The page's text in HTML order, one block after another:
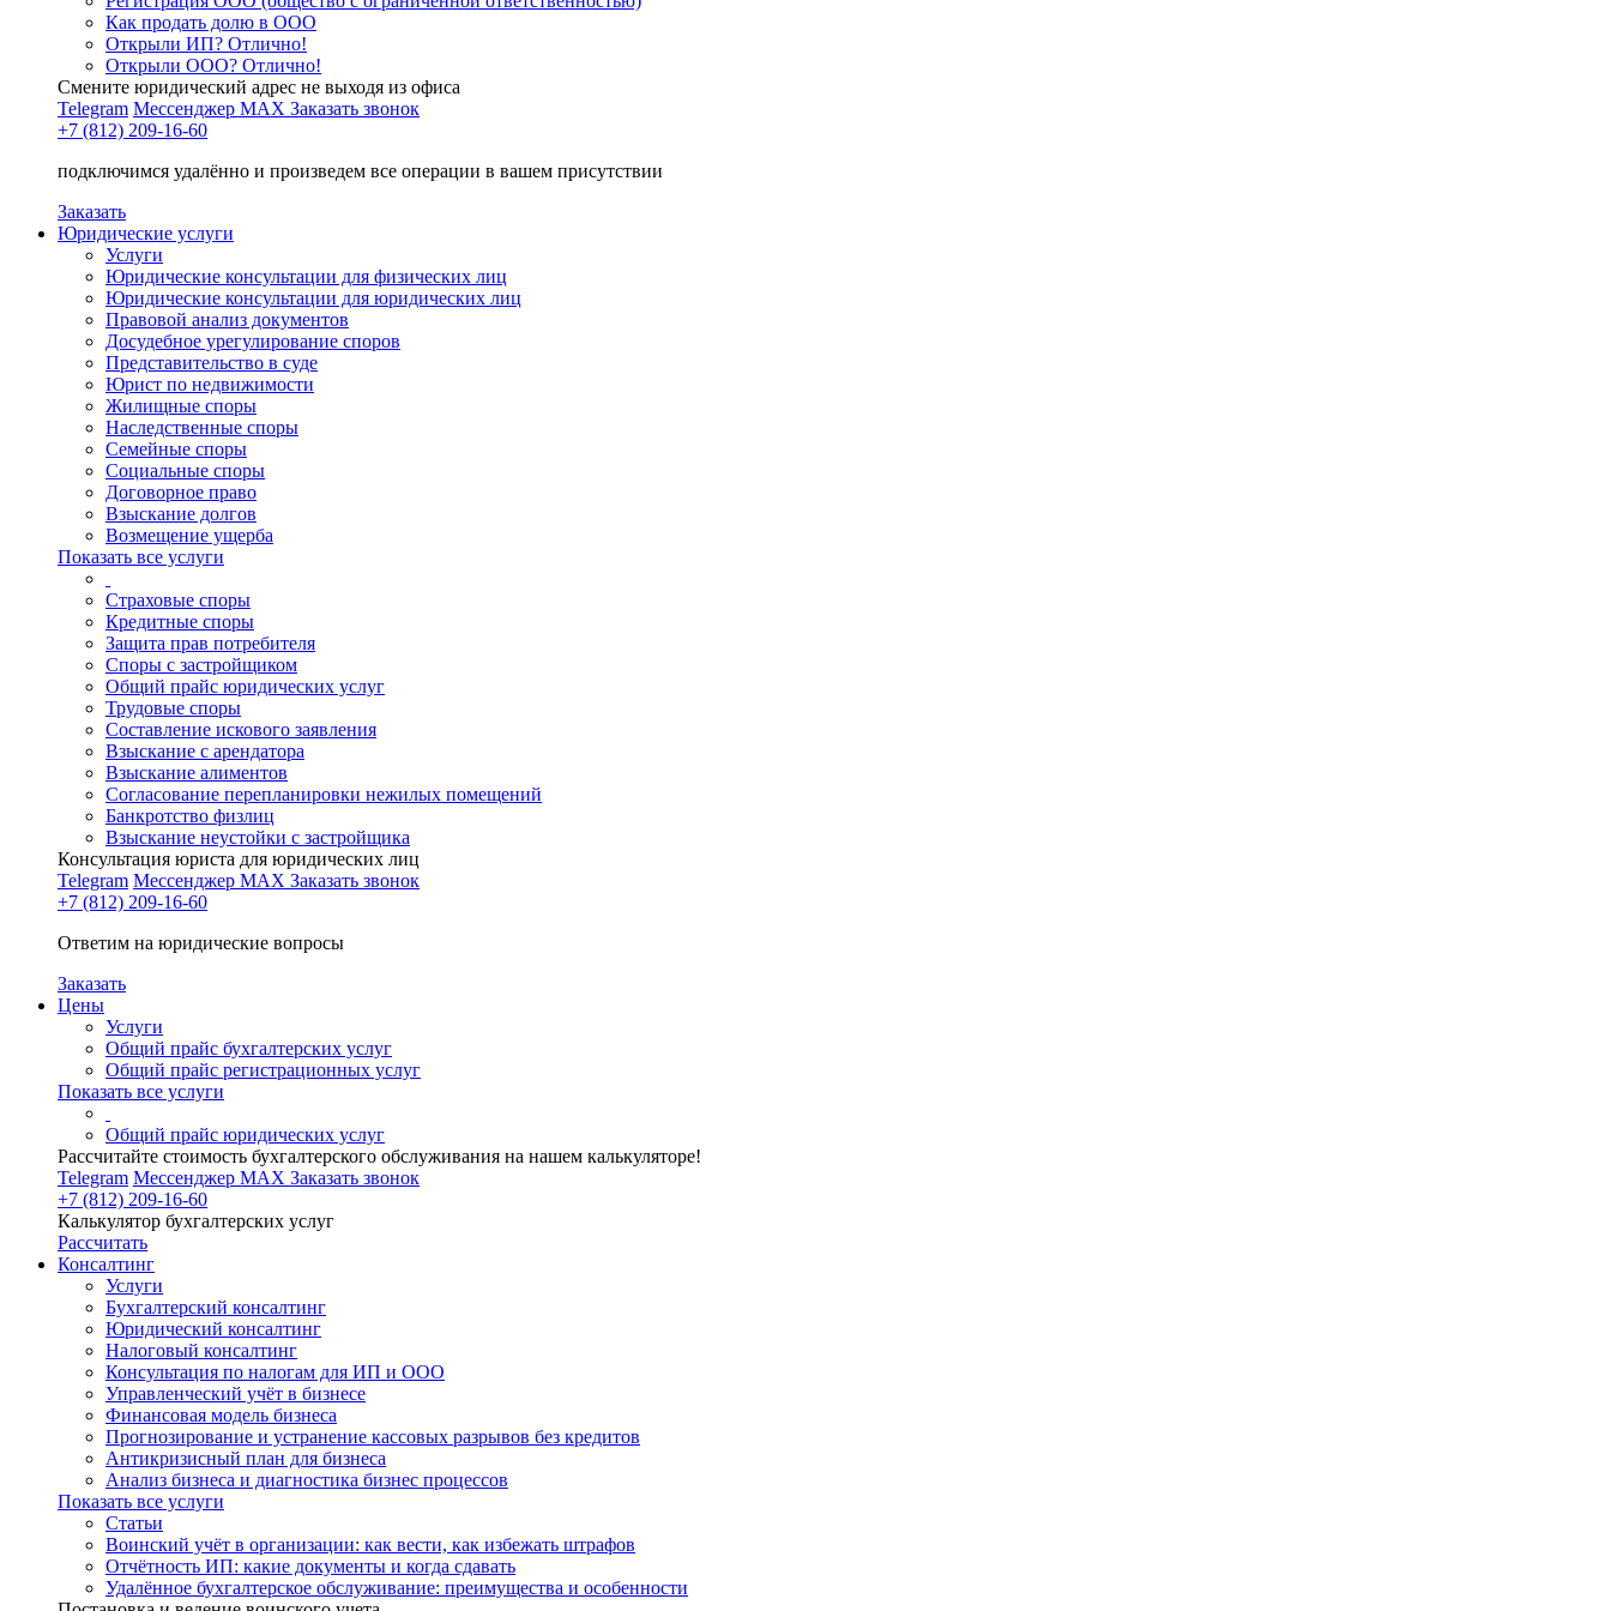
Как продать долю в ООО
Открыли ИП? Отлично!
Открыли ООО? Отлично!
Смените юридический адрес не выходя из офиса
Telegram Мессенджер MAX Заказать звонок
+7 (812) 209-16-60
подключимся удалённо и произведем все операции в вашем присутствии
Заказать
Юридические услуги
Услуги
Юридические консультации для физических лиц
Юридические консультации для юридических лиц
Правовой анализ документов
Досудебное урегулирование споров
Представительство в суде
Юрист по недвижимости
Жилищные споры
Наследственные споры
Семейные споры
Социальные споры
Договорное право
Взыскание долгов
Возмещение ущерба
Показать все услуги
Страховые споры
Кредитные споры
Защита прав потребителя
Споры с застройщиком
Общий прайс юридических услуг
Трудовые споры
Составление искового заявления
Взыскание с арендатора
Взыскание алиментов
Cогласование перепланировки нежилых помещений
Банкротство физлиц
Взыскание неустойки с застройщика
Консультация юриста для юридических лиц
Telegram Мессенджер MAX Заказать звонок
+7 (812) 209-16-60
Ответим на юридические вопросы
Заказать
Цены
Услуги
Общий прайс бухгалтерских услуг
Общий прайс регистрационных услуг
Показать все услуги
Общий прайс юридических услуг
Рассчитайте стоимость бухгалтерского обслуживания на нашем калькуляторе!
Telegram Мессенджер MAX Заказать звонок
+7 (812) 209-16-60
Калькулятор бухгалтерских услуг
Рассчитать
Консалтинг
Услуги
Бухгалтерский консалтинг
Юридический консалтинг
Налоговый консалтинг
Консультация по налогам для ИП и ООО
Управленческий учёт в бизнесе
Финансовая модель бизнеса
Прогнозирование и устранение кассовых разрывов без кредитов
Антикризисный план для бизнеса
Анализ бизнеса и диагностика бизнес процессов
Показать все услуги
Статьи
Воинский учёт в организации: как вести, как избежать штрафов
Отчётность ИП: какие документы и когда сдавать
Удалённое бухгалтерское обслуживание: преимущества и особенности